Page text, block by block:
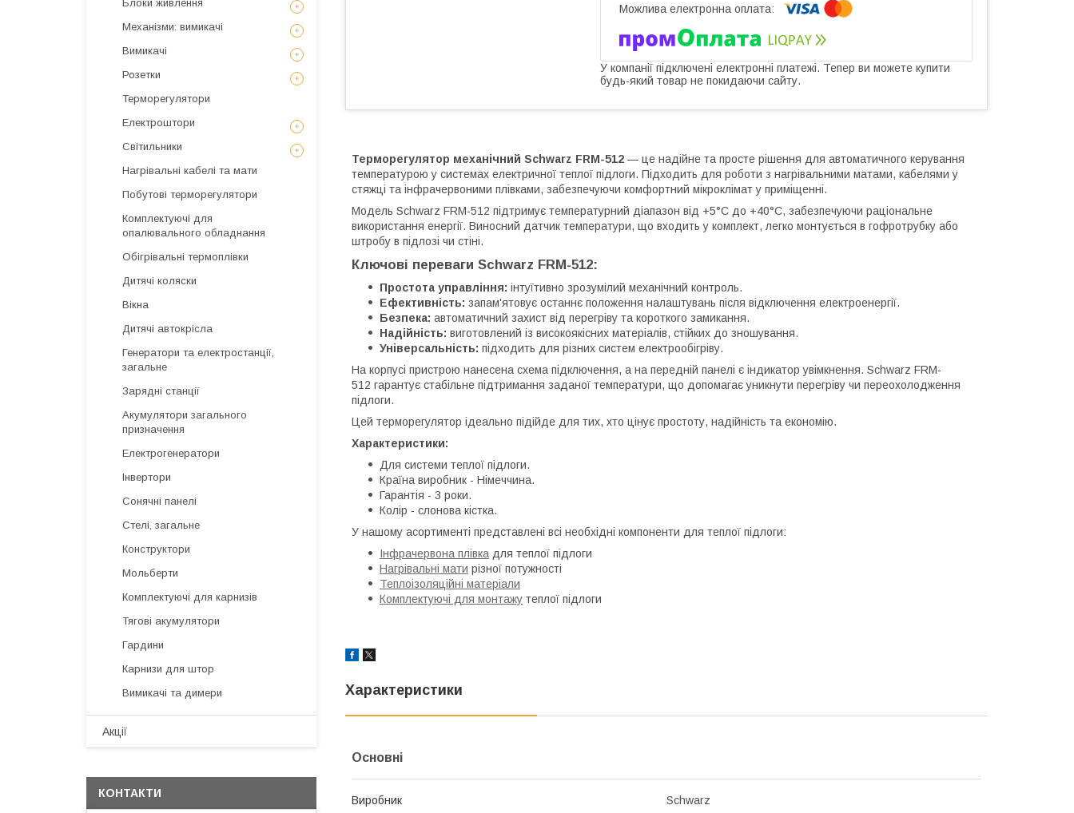
У компанії підключені електронні платежі. Тепер ви можете купити
будь-який товар не покидаючи сайту.
Терморегулятор механічний Schwarz FRM-512 — це надійне та просте рішення для автоматичного керування
температурою у системах електричної теплої підлоги. Підходить для роботи з нагрівальними матами, кабелями у
стяжці та інфрачервоними плівками, забезпечуючи комфортний мікроклімат у приміщенні.
Модель Schwarz FRM-512 підтримує температурний діапазон від +5°C до +40°C, забезпечуючи раціональне
використання енергії. Виносний датчик температури, що входить у комплект, легко монтується в гофротрубку або
штробу в підлозі чи стіні.
Ключові переваги Schwarz FRM-512:
Простота управління: інтуїтивно зрозумілий механічний контроль.
Ефективність: запам'ятовує останнє положення налаштувань після відключення електроенергії.
Безпека: автоматичний захист від перегріву та короткого замикання.
Надійність: виготовлений із високоякісних матеріалів, стійких до зношування.
Універсальність: підходить для різних систем електрообігріву.
На корпусі пристрою нанесена схема підключення, а на передній панелі є індикатор увімкнення. Schwarz FRM-
512 гарантує стабільне підтримання заданої температури, що допомагає уникнути перегріву чи переохолодження
підлоги.
Цей терморегулятор ідеально підійде для тих, хто цінує простоту, надійність та економію.
Характеристики:
Для системи теплої підлоги.
Країна виробник - Німеччина.
Гарантія - 3 роки.
Колір - слонова кістка.
У нашому асортименті представлені всі необхідні компоненти для теплої підлоги:
Інфрачервона плівка для теплої підлоги
Нагрівальні мати різної потужності
Теплоізоляційні матеріали
Комплектуючі для монтажу теплої підлоги
Характеристики
Основні
Виробник Schwarz
Блоки живлення
Механізми: вимикачі
Вимикачі
Розетки
Терморегулятори
Електроштори
Світильники
Нагрівальні кабелі та мати
Побутові терморегулятори
Комплектуючі для
опалювального обладнання
Обігрівальні термоплівки
Дитячі коляски
Вікна
Дитячі автокрісла
Генератори та електростанції,
загальне
Зарядні станції
Акумулятори загального
призначення
Електрогенератори
Інвертори
Сонячні панелі
Стелі, загальне
Конструктори
Мольберти
Комплектуючі для карнизів
Тягові акумулятори
Гардини
Карнизи для штор
Вимикачі та димери
Акції
КОНТАКТИ